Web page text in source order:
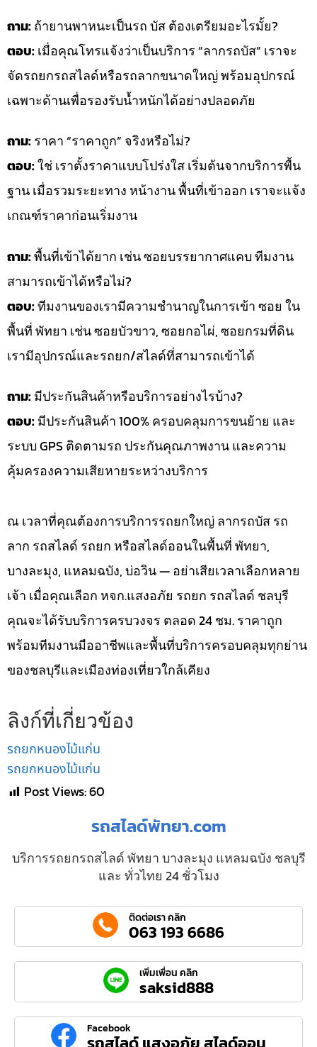
ถาม:ถ้ายานพาหนะเป็นรถ บัส ต้องเตรียมอะไรมั้ย?
ตอบ:เมื่อคุณโทรแจ้งว่าเป็นบริการ “ลากรถบัส” เราจะ
จัดรถยกรถสไลด์หรือรถลากขนาดใหญ่ พร้อมอุปกรณ์
เฉพาะด้านเพื่อรองรับน้ำหนักได้อย่างปลอดภัย
ถาม:ราคา “ราคาถูก” จริงหรือไม่?
ตอบ:ใช่ เราตั้งราคาแบบโปร่งใส เริ่มต้นจากบริการพื้น
ฐาน เมื่อรวมระยะทาง หน้างาน พื้นที่เข้าออก เราจะแจ้ง
เกณฑ์ราคาก่อนเริ่มงาน
ถาม:พื้นที่เข้าได้ยาก เช่น ซอยบรรยากาศแคบ ทีมงาน
สามารถเข้าได้หรือไม่?
ตอบ:ทีมงานของเรามีความชำนาญในการเข้า ซอย ใน
พื้นที่ พัทยา เช่น ซอยบัวขาว, ซอยกอไผ่, ซอยกรมที่ดิน
เรามีอุปกรณ์และรถยก/สไลด์ที่สามารถเข้าได้
ถาม:มีประกันสินค้าหรือบริการอย่างไรบ้าง?
ตอบ:มีประกันสินค้า 100% ครอบคลุมการขนย้าย และ
ระบบ GPS ติดตามรถ ประกันคุณภาพงาน และความ
คุ้มครองความเสียหายระหว่างบริการ
ณ เวลาที่คุณต้องการบริการรถยกใหญ่ ลากรถบัส รถ
ลาก รถสไลด์ รถยก หรือสไลด์ออนในพื้นที่ พัทยา,
บางละมุง, แหลมฉบัง, บ่อวิน — อย่าเสียเวลาเลือกหลาย
เจ้า เมื่อคุณเลือก หจก.แสงอภัย รถยก รถสไลด์ ชลบุรี
คุณจะได้รับบริการครบวงจร ตลอด 24 ชม. ราคาถูก
พร้อมทีมงานมืออาชีพและพื้นที่บริการครอบคลุมทุกย่าน
ของชลบุรีและเมืองท่องเที่ยวใกล้เคียง
ลิงก์ที่เกี่ยวข้อง
รถยกหนองไม้แก่น
รถยกหนองไม้แก่น
Post Views:60
รถสไลด์พัทยา.com
บริการรถยกรถสไลด์ พัทยา บางละมุง แหลมฉบัง ชลบุรี
และ ทั่วไทย 24 ชั่วโมง
ติดต่อเรา คลิก
063 193 6686
เพิ่มเพื่อน คลิก
saksid888
Facebook